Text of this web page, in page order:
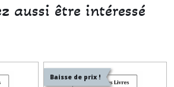
aussi être intéressé
Baisse de prix !